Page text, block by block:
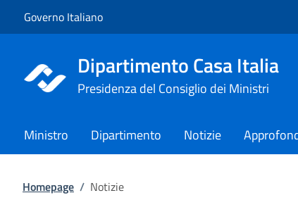
Governo Italiano
Dipartimento Casa Italia
Presidenza del Consiglio dei Ministri
Ministro Dipartimento Notizie
Homepage / Notizie